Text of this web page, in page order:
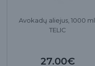
Avokadų aliejus, 1000 ml,
TELIC
27.00€